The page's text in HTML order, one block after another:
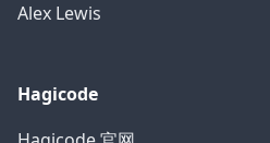
Alex Lewis
Hagicode